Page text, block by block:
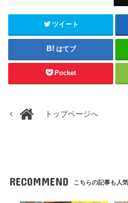
ツイート
はてブ
Pocket
トップページへ
RECOMMEND こちらの記事も人気